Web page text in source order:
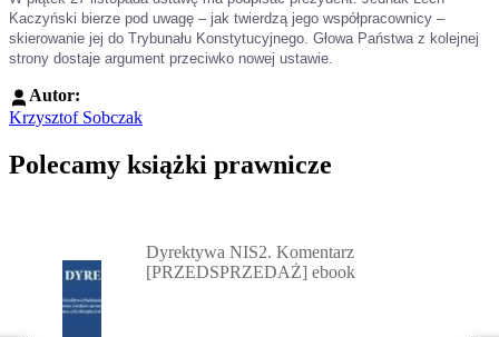
Kaczyński bierze pod uwagę – jak twierdzą jego współpracownicy –
skierowanie jej do Trybunału Konstytucyjnego. Głowa Państwa z kolejnej
strony dostaje argument przeciwko nowej ustawie.
Autor:
Krzysztof Sobczak
Polecamy książki prawnicze
Dyrektywa NIS2. Komentarz
[PRZEDSPRZEDAŻ] ebook